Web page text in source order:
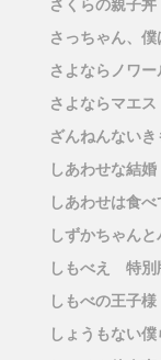
さくらの親子丼
さっちゃん、僕
さよならノワー
さよならマエ
ざんねんない
しあわせな結婚
しあわせは食
しずかちゃんと
しもべえ 特別
しもべの王子様
しょうもない